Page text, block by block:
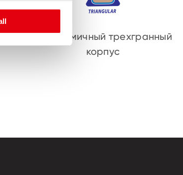
Эргономичный трехгранный
корпус